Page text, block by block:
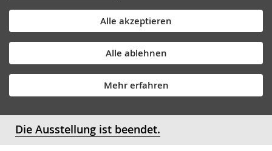
Alle akzeptieren
Alle ablehnen
Mehr erfahren
Die Ausstellung ist beendet.